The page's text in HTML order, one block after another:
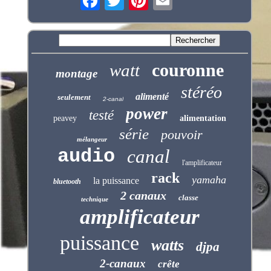
montage watt couronne
seulement 2-canal alimenté stéréo
peavey testé power alimentation
mélangeur série pouvoir
audio canal l'amplificateur
bluetooth la puissance rack yamaha
technique 2 canaux classe
amplificateur
puissance watts djpa
2-canaux crête